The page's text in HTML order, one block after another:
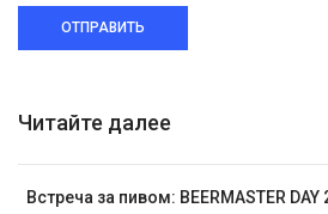
ОТПРАВИТЬ
Читайте далее
Встреча за пивом: BEERMASTER DAY